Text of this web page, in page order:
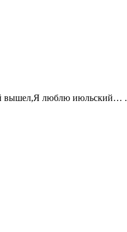
вышел,Я люблю июльский… .